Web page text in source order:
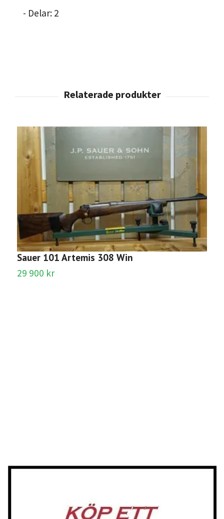
- Delar: 2
Sauer 101 Artemis 308 Win
29 900 kr